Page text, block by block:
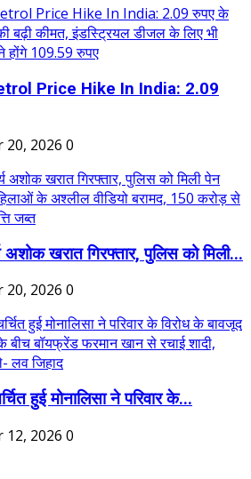
Price Hike In India: 2.09
20, 2026 0
अशोक खरात गिरफ्तार, पुलिस को मिली...
20, 2026 0
हुई मोनालिसा ने परिवार के...
12, 2026 0